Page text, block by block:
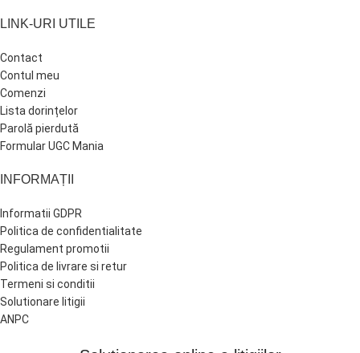
LINK-URI UTILE
Contact
Contul meu
Comenzi
Lista dorințelor
Parolă pierdută
Formular UGC Mania
INFORMAȚII
Informatii GDPR
Politica de confidentialitate
Regulament promotii
Politica de livrare si retur
Termeni si conditii
Solutionare litigii
ANPC